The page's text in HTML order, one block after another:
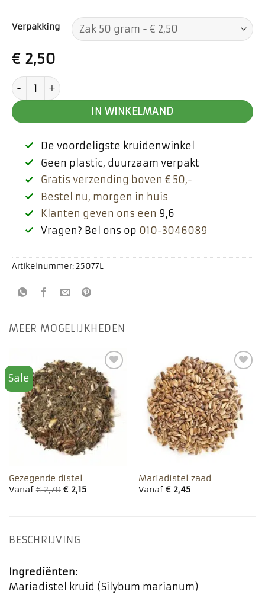
Verpakking
€2,50
Mariadistel kruid aantal
IN WINKELMAND
De voordeligste kruidenwinkel
Geen plastic, duurzaam verpakt
Gratis verzending boven € 50,-
Bestel nu, morgen in huis
Klanten geven ons een 9,6
Vragen? Bel ons op 010-3046089
Artikelnummer:25077L
MEER MOGELIJKHEDEN
Sale
Toevoegen
aan
favorieten
Gezegende distel
Vanaf€2,70 €2,15
Toevoegen
aan
favorieten
Mariadistel zaad
Vanaf €2,45
BESCHRIJVING
Ingrediënten:
Mariadistel kruid (Silybum marianum)